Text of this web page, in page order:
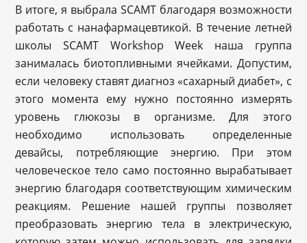
В итоге, я выбрала SCAMT благодаря возможности
работать с нанафармацевтикой. В течение летней
школы SCAMT Workshop Week наша группа
занималась биотопливными ячейками. Допустим,
если человеку ставят диагноз «сахарный диабет», с
этого момента ему нужно постоянно измерять
уровень глюкозы в организме. Для этого
необходимо использовать определенные
девайсы, потребляющие энергию. При этом
человеческое тело само постоянно вырабатывает
энергию благодаря соответствующим химическим
реакциям. Решение нашей группы позволяет
преобразовать энергию тела в электрическую,